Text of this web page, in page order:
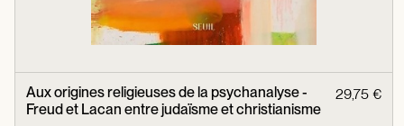
Aux origines religieuses de la psychanalyse -
Freud et Lacan entre judaïsme et christianisme
29,75 €